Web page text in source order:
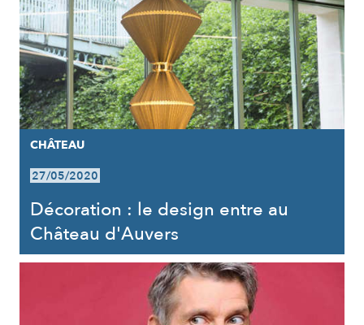
CHÂTEAU
27/05/2020
Décoration : le design entre au
Château d'Auvers